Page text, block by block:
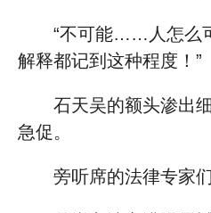
“不可能……人怎么
解释都记到这种程度！”
石天吴的额头渗出
急促。
旁听席的法律专家